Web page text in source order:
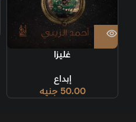
غليزا
إبداع
50.00 جنيه